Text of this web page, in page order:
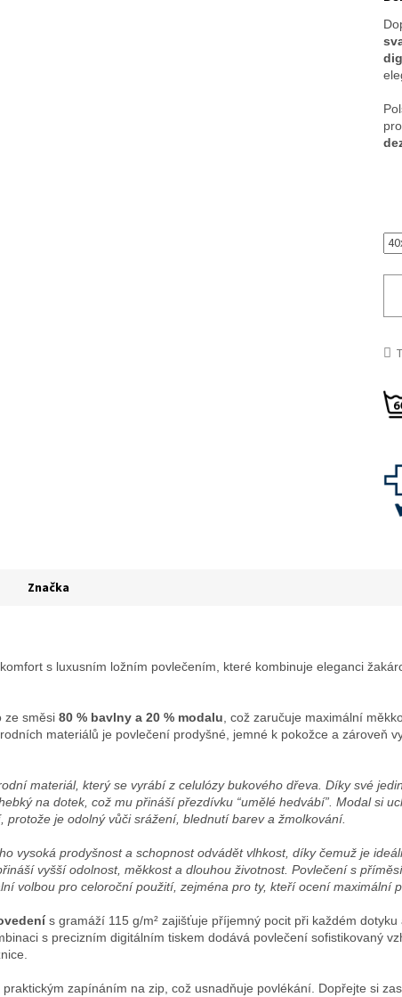
Značka
s luxusním ložním povlečením, které kombinuje eleganci
ze směsi 80 % bavlny a 20 % modalu, což zaručuje maximální
materiálů je povlečení prodyšné, jemné k pokožce a zároveň
materiál, který se vyrábí z celulózy bukového dřeva. Díky své
na dotek, což mu přináší přezdívku “umělé hedvábí”. Modal si
protože je odolný vůči srážení, blednutí barev a žmolkování.
vysoká prodyšnost a schopnost odvádět vlhkost, díky čemuž je
vyšší odolnost, měkkost a dlouhou životnost. Povlečení s
volbou pro celoroční použití, zejména pro ty, kteří ocení maximální
s gramáží 115 g/m² zajišťuje příjemný pocit při každém dotyku
s precizním digitálním tiskem dodává povlečení sofistikovaný
zapínáním na zip, což usnadňuje povlékání. Dopřejte si